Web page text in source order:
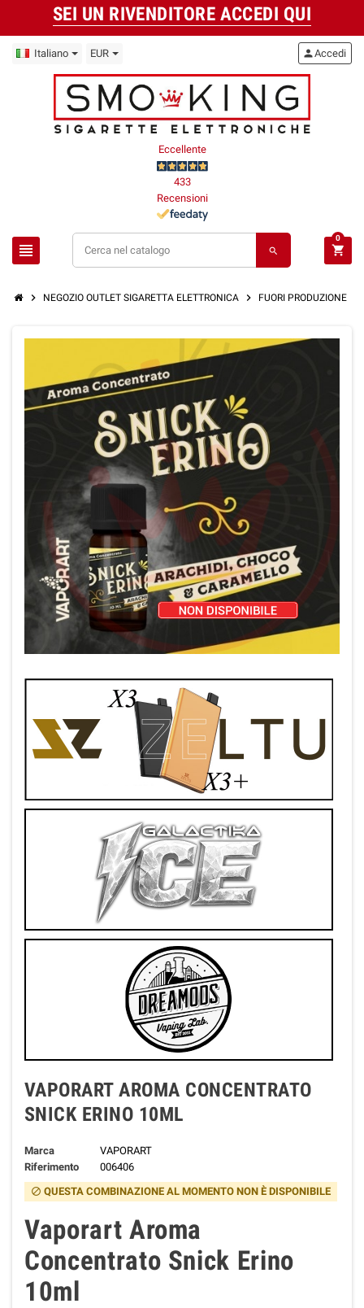
SEI UN RIVENDITORE ACCEDI QUI
Italiano EUR
Eccellente
433
Recensioni
view_headline search
personAccedi
shopping_cart
0
chevron_right NEGOZIO OUTLET SIGARETTA ELETTRONICA chevron_right FUORI PRODUZIONE
VAPORART AROMA CONCENTRATO
SNICK ERINO 10ML
Marca
VAPORART
Riferimento
006406
block QUESTA COMBINAZIONE AL MOMENTO NON È DISPONIBILE
Vaporart Aroma
Concentrato Snick Erino
10ml